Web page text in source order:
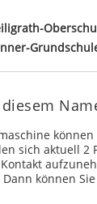
sich aktuell 2
können